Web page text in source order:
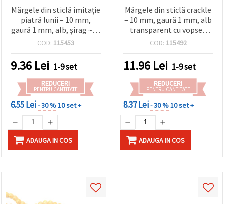
Mărgele din sticlă imitație
piatră lunii – 10 mm,
gaură 1 mm, alb, șirag ~85
buc – ideale pentru
proiecte craft/DIY
COD: 115453
9.36 Lei 1-9 set
REDUCERI
PENTRU CANTITATE
6.55 Lei- 30 %10 set +
ADAUGA IN COS
Mărgele din sticlă crackle
– 10 mm, gaură 1 mm, alb
transparent cu vopsea
mov, șirag aprox. 85 bucăți
handmade, mărgelit și
proiecte DIY craft
COD: 115492
11.96 Lei 1-9 set
REDUCERI
PENTRU CANTITATE
8.37 Lei- 30 %10 set +
ADAUGA IN COS